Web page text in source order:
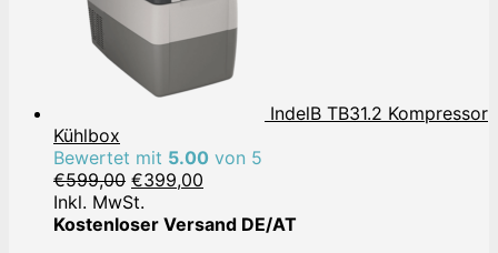
IndelB TB31.2 Kompressor
Kühlbox
Bewertet mit 5.00 von 5
€599,00 Ursprünglicher
Preis
war:
€399,00
ist:
Inkl. MwSt.
Kostenloser Versand DE/AT